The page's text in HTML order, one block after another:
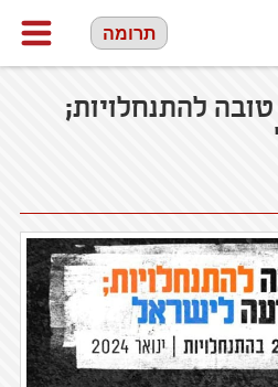
תרומה
שנה טובה להתנחלויות;